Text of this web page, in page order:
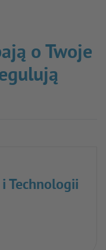
o Twoje
Technologii